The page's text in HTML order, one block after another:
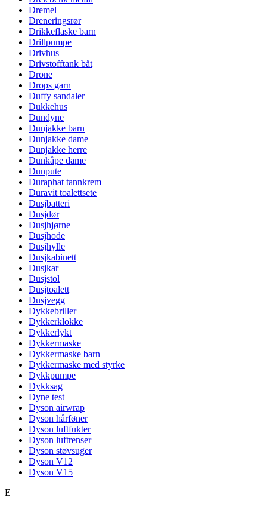
Dremel
Dreneringsrør
Drikkeflaske barn
Drillpumpe
Drivhus
Drivstofftank båt
Drone
Drops garn
Duffy sandaler
Dukkehus
Dundyne
Dunjakke barn
Dunjakke dame
Dunjakke herre
Dunkåpe dame
Dunpute
Duraphat tannkrem
Duravit toalettsete
Dusjbatteri
Dusjdør
Dusjhjørne
Dusjhode
Dusjhylle
Dusjkabinett
Dusjkar
Dusjstol
Dusjtoalett
Dusjvegg
Dykkebriller
Dykkerklokke
Dykkerlykt
Dykkermaske
Dykkermaske barn
Dykkermaske med styrke
Dykkpumpe
Dykksag
Dyne test
Dyson airwrap
Dyson hårføner
Dyson luftfukter
Dyson luftrenser
Dyson støvsuger
Dyson V12
Dyson V15
E